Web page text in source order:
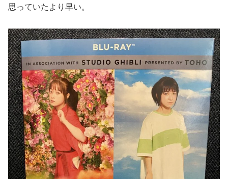
思っていたより早い。